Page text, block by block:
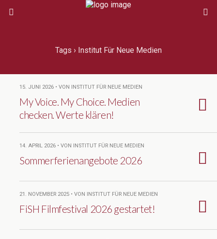
Tags › Institut Für Neue Medien
15. JUNI 2026 • VON INSTITUT FÜR NEUE MEDIEN
My Voice. My Choice. Medien
checken. Werte klären!
14. APRIL 2026 • VON INSTITUT FÜR NEUE MEDIEN
Sommerferienangebote 2026
21. NOVEMBER 2025 • VON INSTITUT FÜR NEUE MEDIEN
FiSH Filmfestival 2026 gestartet!